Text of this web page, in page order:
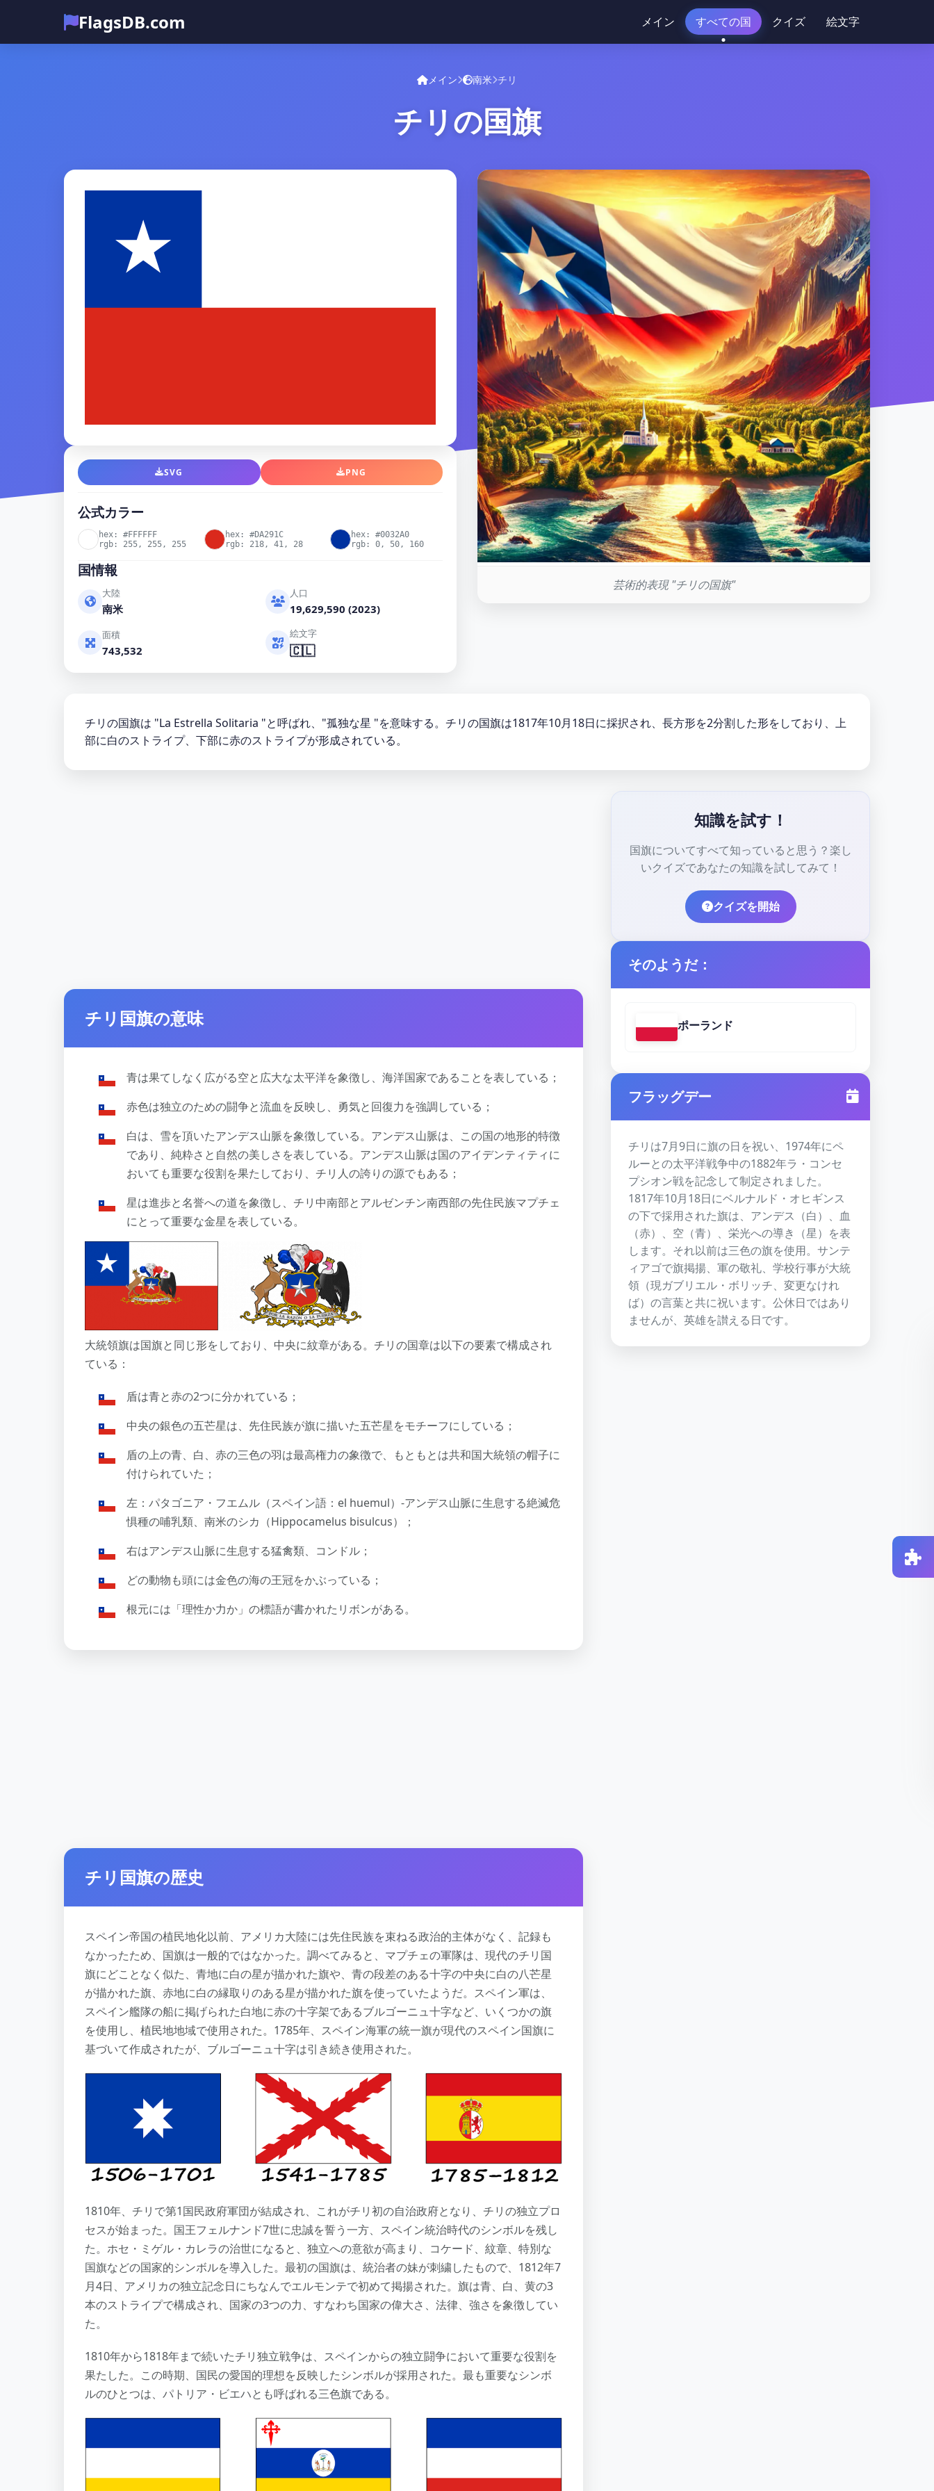
FlagsDB.com メイン すべての国 クイズ 絵文字
メイン 南米 チリ
チリの国旗
SVG PNG
公式カラー
hex: #FFFFFF
rgb: 255, 255, 255
hex: #DA291C
rgb: 218, 41, 28
hex: #0032A0
rgb: 0, 50, 160
国情報
大陸
南米
人口
19,629,590 (2023)
面積
743,532
絵文字
🇨🇱
芸術的表現 "チリの国旗"
チリの国旗は "La Estrella Solitaria "と呼ばれ、"孤独な星 "を意味する。チリの国旗は1817年10月18日に採択され、長方形を2分割した形をしており、上
部に白のストライプ、下部に赤のストライプが形成されている。
チリ国旗の意味
青は果てしなく広がる空と広大な太平洋を象徴し、海洋国家であることを表している；
赤色は独立のための闘争と流血を反映し、勇気と回復力を強調している；
白は、雪を頂いたアンデス山脈を象徴している。アンデス山脈は、この国の地形的特徴
であり、純粋さと自然の美しさを表している。アンデス山脈は国のアイデンティティに
おいても重要な役割を果たしており、チリ人の誇りの源でもある；
星は進歩と名誉への道を象徴し、チリ中南部とアルゼンチン南西部の先住民族マプチェ
にとって重要な金星を表している。
大統領旗は国旗と同じ形をしており、中央に紋章がある。チリの国章は以下の要素で構成され
ている：
盾は青と赤の2つに分かれている；
中央の銀色の五芒星は、先住民族が旗に描いた五芒星をモチーフにしている；
盾の上の青、白、赤の三色の羽は最高権力の象徴で、もともとは共和国大統領の帽子に
付けられていた；
左：パタゴニア・フエムル（スペイン語：el huemul）-アンデス山脈に生息する絶滅危
惧種の哺乳類、南米のシカ（Hippocamelus bisulcus）；
右はアンデス山脈に生息する猛禽類、コンドル；
どの動物も頭には金色の海の王冠をかぶっている；
根元には「理性か力か」の標語が書かれたリボンがある。
チリ国旗の歴史
スペイン帝国の植民地化以前、アメリカ大陸には先住民族を束ねる政治的主体がなく、記録も
なかったため、国旗は一般的ではなかった。調べてみると、マプチェの軍隊は、現代のチリ国
旗にどことなく似た、青地に白の星が描かれた旗や、青の段差のある十字の中央に白の八芒星
が描かれた旗、赤地に白の縁取りのある星が描かれた旗を使っていたようだ。スペイン軍は、
スペイン艦隊の船に掲げられた白地に赤の十字架であるブルゴーニュ十字など、いくつかの旗
を使用し、植民地地域で使用された。1785年、スペイン海軍の統一旗が現代のスペイン国旗に
基づいて作成されたが、ブルゴーニュ十字は引き続き使用された。
1810年、チリで第1国民政府軍団が結成され、これがチリ初の自治政府となり、チリの独立プロ
セスが始まった。国王フェルナンド7世に忠誠を誓う一方、スペイン統治時代のシンボルを残し
た。ホセ・ミゲル・カレラの治世になると、独立への意欲が高まり、コケード、紋章、特別な
国旗などの国家的シンボルを導入した。最初の国旗は、統治者の妹が刺繍したもので、1812年7
月4日、アメリカの独立記念日にちなんでエルモンテで初めて掲揚された。旗は青、白、黄の3
本のストライプで構成され、国家の3つの力、すなわち国家の偉大さ、法律、強さを象徴してい
た。
1810年から1818年まで続いたチリ独立戦争は、スペインからの独立闘争において重要な役割を
果たした。この時期、国民の愛国的理想を反映したシンボルが採用された。最も重要なシンボ
ルのひとつは、パトリア・ビエハとも呼ばれる三色旗である。
知識を試す！
国旗についてすべて知っていると思う？楽し
いクイズであなたの知識を試してみて！
クイズを開始
そのようだ：
ポーランド
フラッグデー
チリは7月9日に旗の日を祝い、1974年にペ
ルーとの太平洋戦争中の1882年ラ・コンセ
プシオン戦を記念して制定されました。
1817年10月18日にベルナルド・オヒギンス
の下で採用された旗は、アンデス（白）、血
（赤）、空（青）、栄光への導き（星）を表
します。それ以前は三色の旗を使用。サンテ
ィアゴで旗掲揚、軍の敬礼、学校行事が大統
領（現ガブリエル・ボリッチ、変更なけれ
ば）の言葉と共に祝います。公休日ではあり
ませんが、英雄を讃える日です。